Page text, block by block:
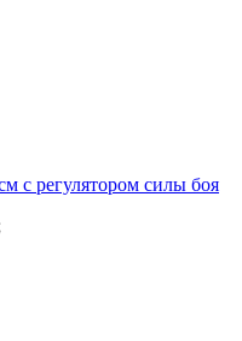
с регулятором силы боя